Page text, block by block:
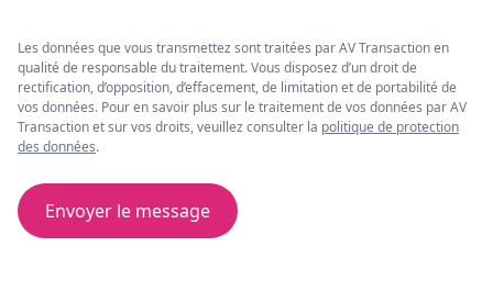
Les données que vous transmettez sont traitées par AV Transaction en
qualité de responsable du traitement. Vous disposez d’un droit de
rectification, d’opposition, d’effacement, de limitation et de portabilité de
vos données. Pour en savoir plus sur le traitement de vos données par AV
Transaction et sur vos droits, veuillez consulter la politique de protection
des données.
Envoyer le message